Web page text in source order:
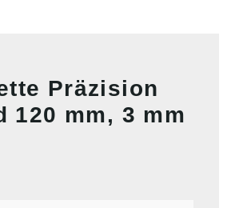
Präzision
mm, 3 mm